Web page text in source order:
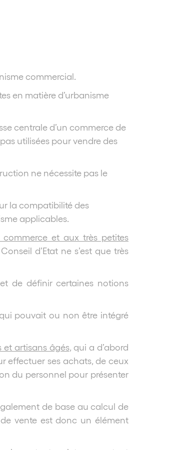
commercial.
en matière d’urbanisme
centrale d’un commerce de
utilisées pour vendre des
ne nécessite pas le
la compatibilité des
applicables.
commerce et aux très petites
Conseil d’Etat ne s’est que très
de définir certaines notions
pouvait ou non être intégré
et artisans âgés, qui a d’abord
effectuer ses achats, de ceux
du personnel pour présenter
de base au calcul de
vente est donc un élément